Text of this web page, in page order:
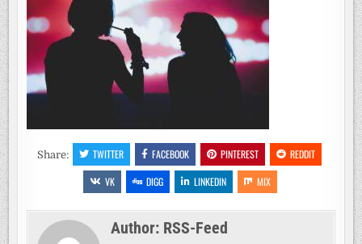
Share: TWITTER FACEBOOK PINTEREST
REDDIT
VK
DIGG LINKEDIN MIX
Author: RSS-Feed